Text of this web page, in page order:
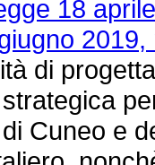
18
2019,
di
Cuneo e